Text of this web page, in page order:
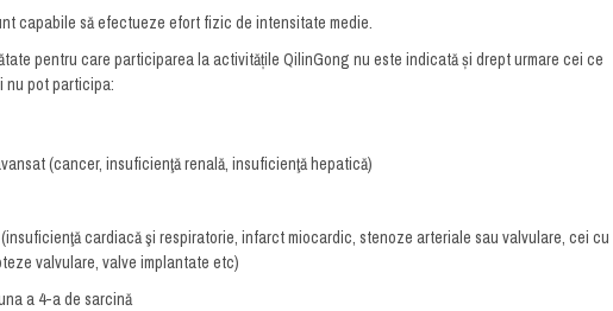
capabile să efectueze efort fizic de intensitate medie.
pentru care participarea la activitățile QilinGong nu este indicată și drept urmare cei ce
nu pot participa:
(cancer, insuficienţă renală, insuficienţă hepatică)
cardiacă şi respiratorie, infarct miocardic, stenoze arteriale sau valvulare, cei cu
valvulare, valve implantate etc)
a 4-a de sarcină